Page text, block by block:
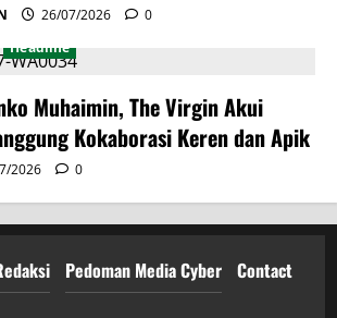
26/07/2026
0
Headline
Muhaimin, The Virgin Akui
Kokaborasi Keren dan Apik
2026 0
Pedoman Media Cyber Contact